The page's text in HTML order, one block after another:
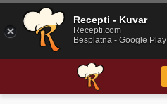
Recepti - Kuvar
Recepti.com
Besplatna - Google Play